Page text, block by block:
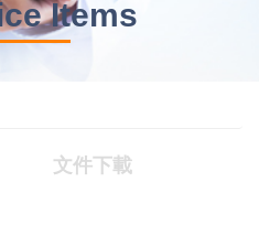
Items
文件下載